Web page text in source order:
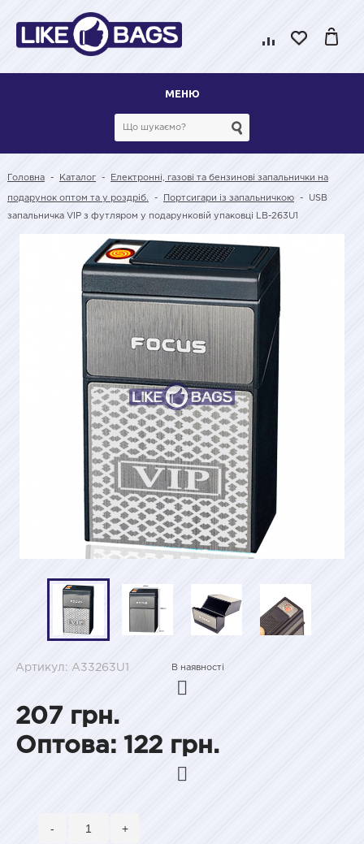
МЕНЮ
Головна - Каталог - Електронні, газові та бензинові запальнички на
подарунок оптом та у роздріб. - Портсигари із запальничкою - USB
запальничка VIP з футляром у подарунковій упаковці LB-263U1
Артикул: A33263U1 В наявності
207 грн.
Оптова: 122 грн.
- +